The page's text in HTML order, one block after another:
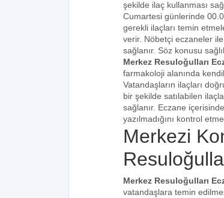
şekilde ilaç kullanması
Cumartesi günlerinde
gerekli ilaçları temin
verir. Nöbetçi eczaneler ile
sağlanır. Söz konusu
Merkez Resuloğulları
farmakoloji alanında
Vatandaşların ilaçları
bir şekilde satılabilen
sağlanır. Eczane
yazılmadığını kontrol
Merkezi
Merkez Resuloğulları
vatandaşlara temin